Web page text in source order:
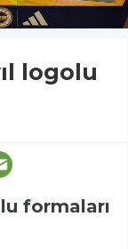
logolu
formaları